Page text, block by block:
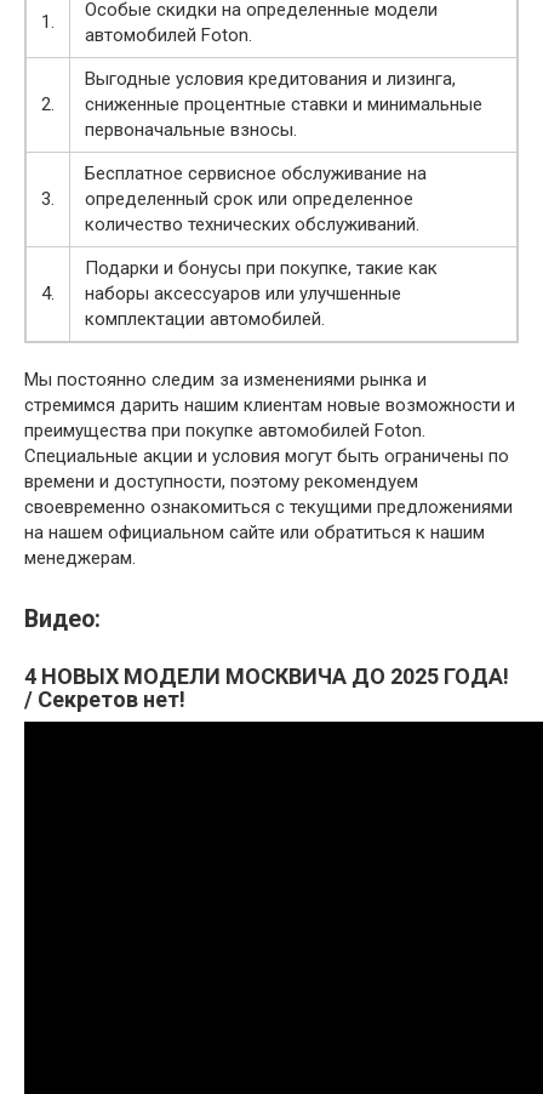
1.
Особые скидки на определенные модели
автомобилей Foton.
2.
Выгодные условия кредитования и лизинга,
сниженные процентные ставки и минимальные
первоначальные взносы.
3.
Бесплатное сервисное обслуживание на
определенный срок или определенное
количество технических обслуживаний.
4.
Подарки и бонусы при покупке, такие как
наборы аксессуаров или улучшенные
комплектации автомобилей.
Мы постоянно следим за изменениями рынка и
стремимся дарить нашим клиентам новые возможности и
преимущества при покупке автомобилей Foton.
Специальные акции и условия могут быть ограничены по
времени и доступности, поэтому рекомендуем
своевременно ознакомиться с текущими предложениями
на нашем официальном сайте или обратиться к нашим
менеджерам.
Видео:
4 НОВЫХ МОДЕЛИ МОСКВИЧА ДО 2025 ГОДА!
/ Секретов нет!